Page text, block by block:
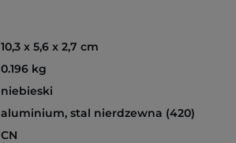
10,3 x 5,6 x 2,7 cm
0.196 kg
niebieski
aluminium, stal nierdzewna (420)
CN